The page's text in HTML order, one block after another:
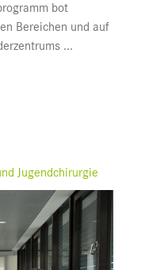
bot
Bereichen und auf
...
Jugendchirurgie